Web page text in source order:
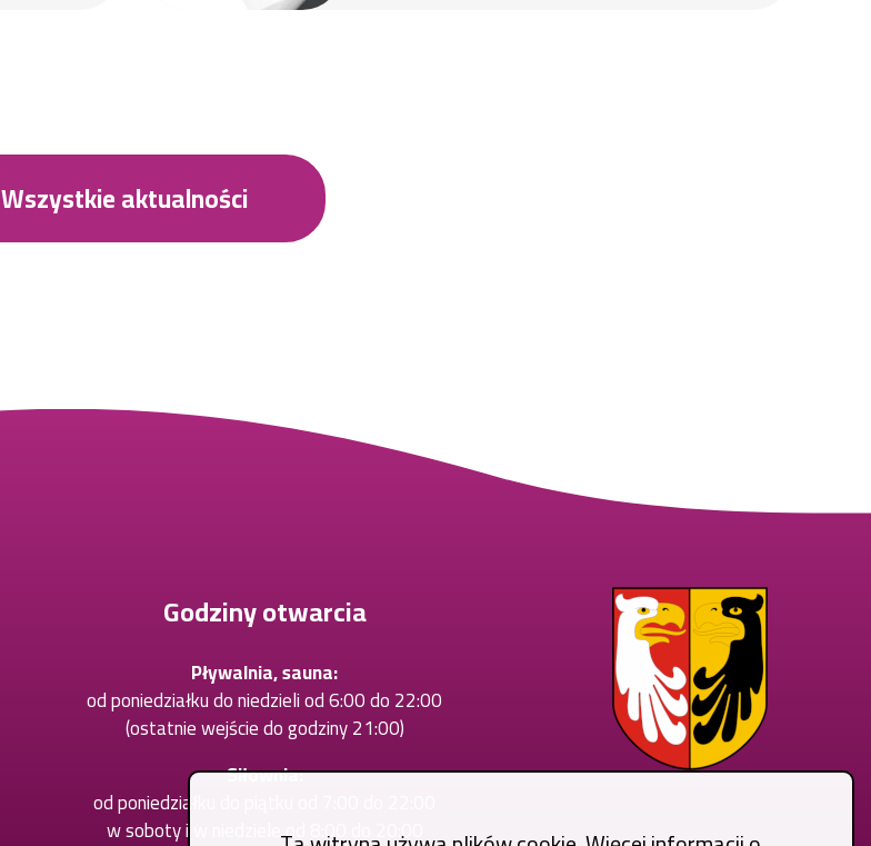
Wszystkie aktualności
Godziny otwarcia
Pływalnia, sauna:
od poniedziałku do niedzieli od 6:00 do 22:00
(ostatnie wejście do godziny 21:00)
Siłownia:
od poniedziałku do piątku od 7:00 do 22:00
w soboty i w niedziele od 8:00 do 20:00